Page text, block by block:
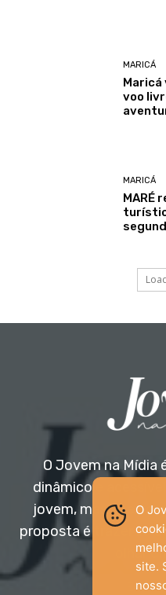
MARICÁ
Maricá
voo
MARICÁ
MARÉ
O Jovem na Mídia
dinâmico e
jovem, mas aberto
proposta é trazer
olhar
Entre
O
site.